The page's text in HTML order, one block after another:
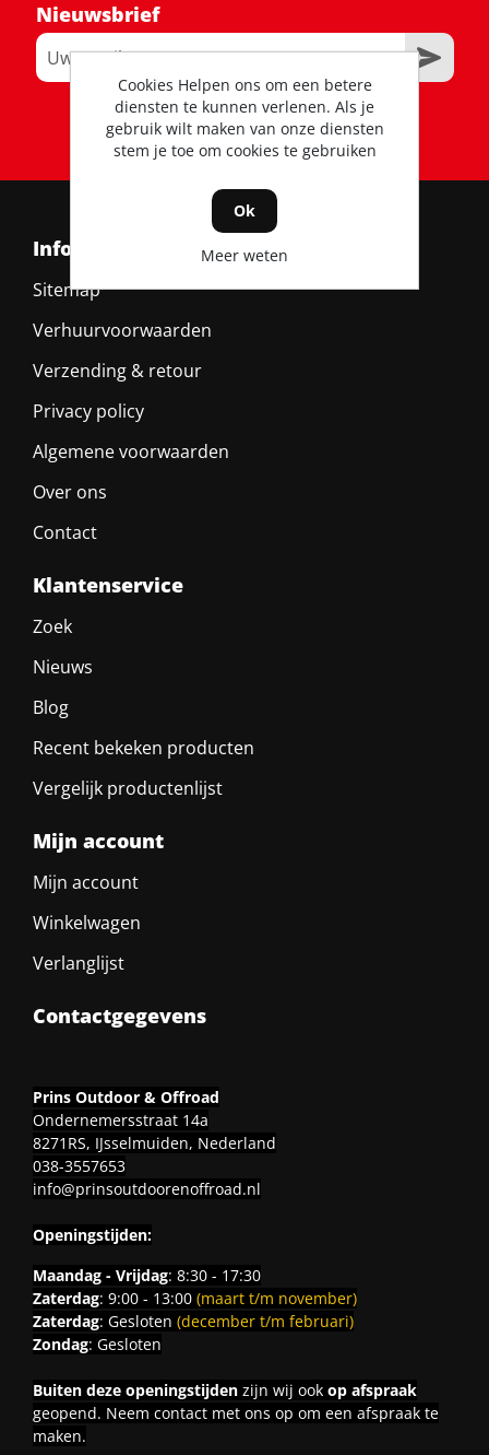
Nieuwsbrief
RSS
Informatie
Sitemap
Verhuurvoorwaarden
Verzending & retour
Privacy policy
Algemene voorwaarden
Over ons
Contact
Klantenservice
Zoek
Nieuws
Blog
Recent bekeken producten
Vergelijk productenlijst
Mijn account
Mijn account
Winkelwagen
Verlanglijst
Contactgegevens
Prins Outdoor & Offroad
Ondernemersstraat 14a
8271RS, IJsselmuiden, Nederland
038-3557653
info@prinsoutdoorenoffroad.nl
Openingstijden:
Maandag - Vrijdag: 8:30 - 17:30
Zaterdag: 9:00 - 13:00 (maart t/m november)
Zaterdag: Gesloten (december t/m februari)
Zondag: Gesloten
Buiten deze openingstijdenzijn wij ook op afspraak
geopend. Neem contact met ons op om een afspraak te
maken.
Cookies Helpen ons om een betere
diensten te kunnen verlenen. Als je
gebruik wilt maken van onze diensten
stem je toe om cookies te gebruiken
Ok
Meer weten